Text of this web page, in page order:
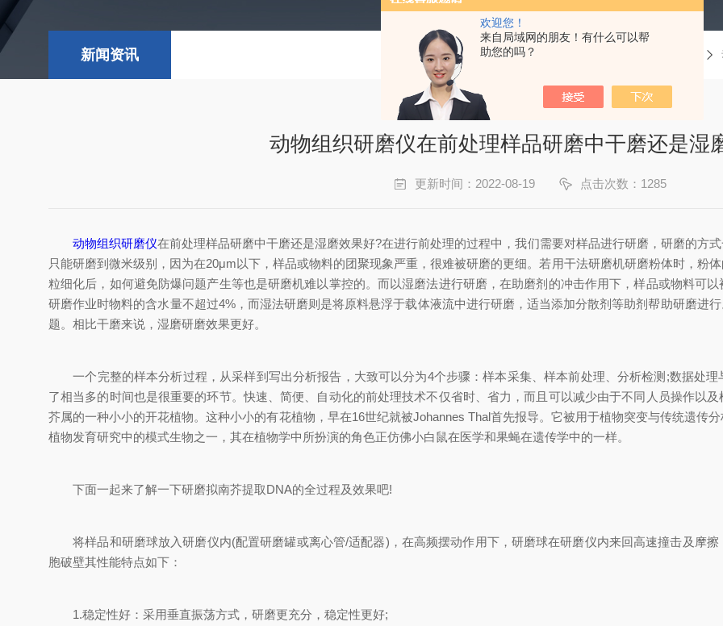
欢迎您！
来自局域网的朋友！有什么可以帮
助您的吗？
新闻资讯
动物组织研磨仪在前处理样品研磨中干磨还是湿
更新时间：2022-08-19 点击次数：1285
动物组织研磨仪在前处理样品研磨中干磨还是湿磨效果好?在进行前处理的过程中，我们需要对样品进行研磨，研磨的方
只能研磨到微米级别，因为在20μm以下，样品或物料的团聚现象严重，很难被研磨的更细。若用干法研磨机研磨粉体时，粉
粒细化后，如何避免防爆问题产生等也是研磨机难以掌控的。而以湿磨法进行研磨，在助磨剂的冲击作用下，样品或物料可
研磨作业时物料的含水量不超过4%，而湿法研磨则是将原料悬浮于载体液流中进行研磨，适当添加分散剂等助剂帮助研磨进
题。相比干磨来说，湿磨研磨效果更好。
一个完整的样本分析过程，从采样到写出分析报告，大致可以分为4个步骤：样本采集、样本前处理、分析检测;数据处理
了相当多的时间也是很重要的环节。快速、简便、自动化的前处理技术不仅省时、省力，而且可以减少由于不同人员操作以
芥属的一种小小的开花植物。这种小小的有花植物，早在16世纪就被Johannes Thal首先报导。它被用于植物突变与传统遗传
植物发育研究中的模式生物之一，其在植物学中所扮演的角色正仿佛小白鼠在医学和果蝇在遗传学中的一样。
下面一起来了解一下研磨拟南芥提取DNA的全过程及效果吧!
将样品和研磨球放入研磨仪内(配置研磨罐或离心管/适配器)，在高频摆动作用下，研磨球在研磨仪内来回高速撞击及摩
胞破壁其性能特点如下：
1.稳定性好：采用垂直振荡方式，研磨更充分，稳定性更好;